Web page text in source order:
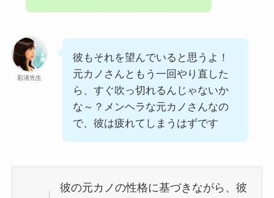
彩渚先生
彼もそれを望んでいると思うよ！
元カノさんともう一回やり直した
ら、すぐ吹っ切れるんじゃないか
な～？メンヘラな元カノさんなの
で、彼は疲れてしまうはずです
彼の元カノの性格に基づきながら、彼